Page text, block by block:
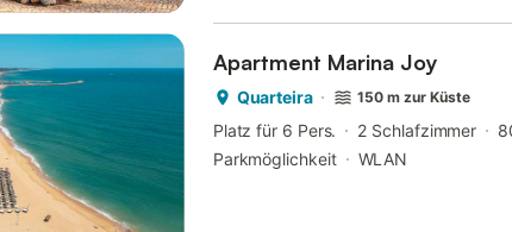
Apartment Marina Joy
Quarteira 150 m zur Küste
Platz für 6 Pers. 2 Schlafzimmer
Parkmöglichkeit
WLAN